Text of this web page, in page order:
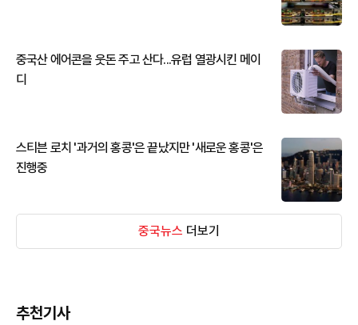
중국산 에어콘을 웃돈 주고 산다...유럽 열광시킨 메이
디
스티븐 로치 '과거의 홍콩'은 끝났지만 '새로운 홍콩'은
진행중
중국뉴스 더보기
추천기사